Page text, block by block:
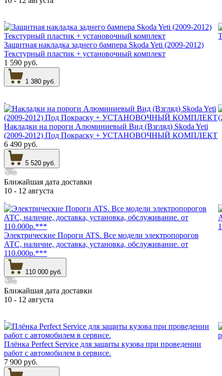
Защитная накладка заднего бампера Skoda Yeti (2009-2012)
Текстурный пластик + установочный комплект
1 590 руб.
1 380 руб.
Накладки на пороги Алюминиевый Вид (Взгляд) Skoda Yeti
(2009-2012) Под Покраску + УСТАНОВОЧНЫЙ КОМПЛЕКТ
6 490 руб.
5 520 руб.
Ближайшая дата доставки
10 - 12 августа
Электрические Пороги ATS. Все модели электропорогов
АТС, наличие, доставка, установка, обслуживание. от
110.000р.***
110 000 руб.
Ближайшая дата доставки
10 - 12 августа
Плёнка Perfect Service для защиты кузова при проведении
работ с автомобилем в сервисе.
7 900 руб.